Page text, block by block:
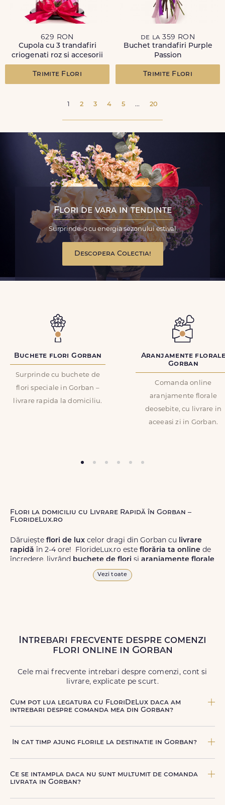
629 RON
Cupola cu 3 trandafiri
criogenati roz si accesorii
Trimite Flori
de la 359 RON
Buchet trandafiri Purple
Passion
Trimite Flori
1 2 3 4 5 ... 20
Flori de vara in tendinte
Surprinde-o cu energia sezonului estival
Descopera Colectia!
Buchete flori Gorban
Surprinde cu buchete de
flori speciale in Gorban –
livrare rapida la domiciliu.
Aranjamente
Gorban
Comanda online
aranjamente florale
deosebite, cu livrare in
aceeasi zi in Gorban.
Flori la domiciliu cu Livrare Rapidă în Gorban –
FlorideLux.ro
Dăruiește flori de lux celor dragi din Gorban cu livrare
rapidă în 2-4 ore! FlorideLux.ro este florăria ta online de
încredere, livrând buchete de flori și aranjamente florale
de calitate superioară în Gorban și în toată România.
Livrăm buchete de florichiar și în weekend, pentru ca tu
să poți adresa un gest frumos atunci când ai nevoie.
Vezi toate
Intrebari frecvente despre comenzi
flori online in Gorban
Cele mai frecvente intrebari despre comenzi, cont si
livrare, explicate pe scurt.
Cum pot lua legatura cu FloriDeLux daca am
intrebari despre comanda mea din Gorban?
pentru comenzile cu livrare in Gorban. Ne poti contacta
produse, telefonic la +40 722 394 904, prin chat-ul de pe
In cat timp ajung florile la destinatie in Gorban?
platii comenzii, in functie de intervalul de livrare aes.
Ce se intampla daca nu sunt multumit de comanda
livrata in Gorban?